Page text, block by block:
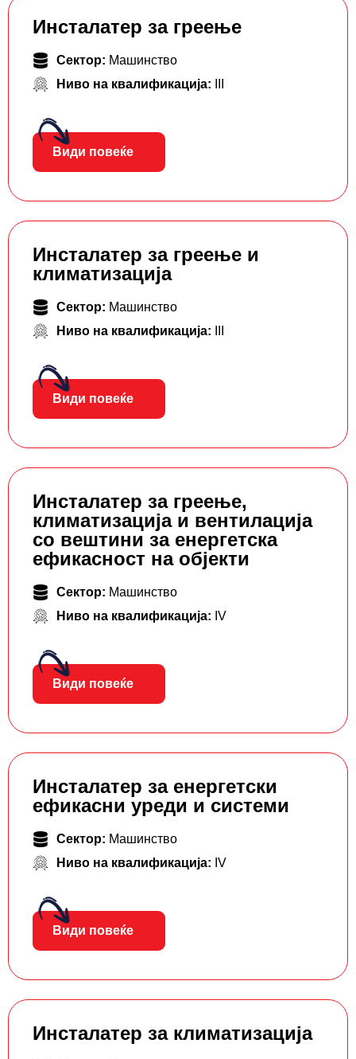
Инсталатер за греење
Сектор: Машинство
Ниво на квалификација:
Види повеќе
Инсталатер за греење и
климатизација
Сектор: Машинство
Ниво на квалификација:
Види повеќе
Инсталатер за греење,
климатизација и вентилација
со вештини за енергетска
ефикасност на објекти
Сектор: Машинство
Ниво на квалификација: IV
Види повеќе
Инсталатер за енергетски
ефикасни уреди и системи
Сектор: Машинство
Ниво на квалификација: IV
Види повеќе
Инсталатер за климатизација